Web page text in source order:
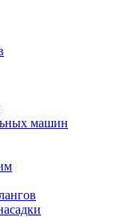
машин